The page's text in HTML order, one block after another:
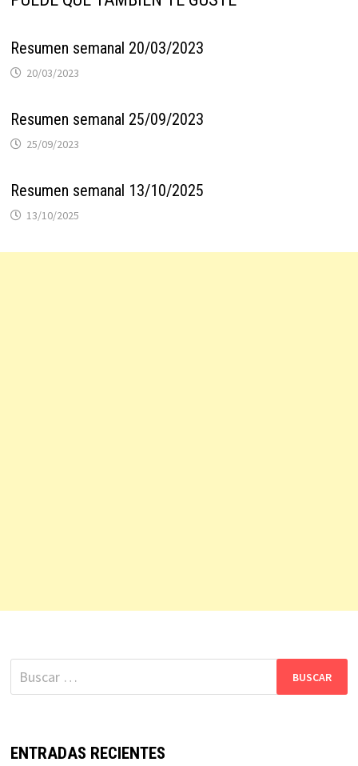
Resumen semanal 20/03/2023
20/03/2023
Resumen semanal 25/09/2023
25/09/2023
Resumen semanal 13/10/2025
13/10/2025
Buscar:
ENTRADAS RECIENTES